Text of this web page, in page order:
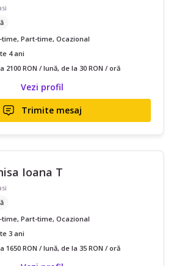
time, Part-time, Ocazional
4 ani
2100 RON / lună, de la 30 RON / oră
Vezi profil
Trimite mesaj
Ioana T
time, Part-time, Ocazional
3 ani
1650 RON / lună, de la 35 RON / oră